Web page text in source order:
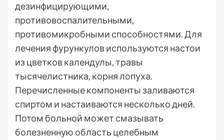
дезинфицирующими,
противовоспалительными,
противомикробными способностями. Для
лечения фурункулов используются настои
из цветков календулы, травы
тысячелистника, корня лопуха.
Перечисленные компоненты заливаются
спиртом и настаиваются несколько дней.
Потом больной может смазывать
болезненную область целебным